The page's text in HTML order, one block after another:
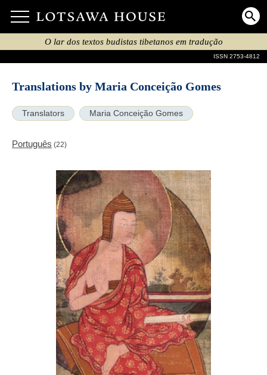
O lar dos textos budistas tibetanos em tradução
ISSN 2753-4812
Translations by Maria Conceição Gomes
Translators Maria Conceição Gomes
Português (22)